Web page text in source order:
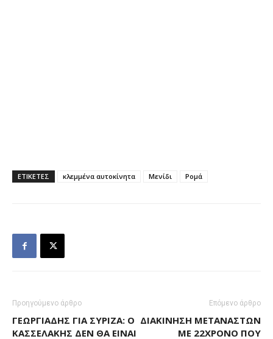
ΕΤΙΚΕΤΕΣ κλεμμένα αυτοκίνητα Μενίδι Ρομά
Προηγούμενο άρθρο
ΓΕΩΡΓΙΆΔΗΣ ΓΙΑ ΣΥΡΙΖΑ: Ο
ΚΑΣΣΕΛΆΚΗΣ ΔΕΝ ΘΑ ΕΊΝΑΙ
Επόμενο άρθρο
ΔΙΑΚΊΝΗΣΗ ΜΕΤΑΝΑΣΤΏΝ
ΜΕ 22ΧΡΟΝΟ ΠΟΥ